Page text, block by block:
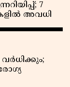
7
അവധി